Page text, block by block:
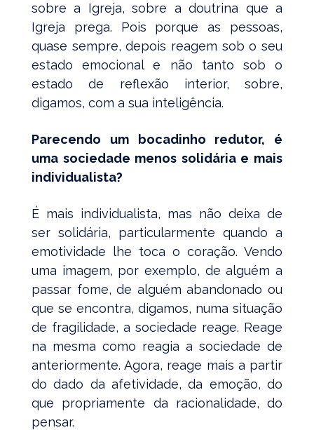
sobre a Igreja, sobre a doutrina que a
Igreja prega. Pois porque as pessoas,
quase sempre, depois reagem sob o seu
estado emocional e não tanto sob o
estado de reflexão interior, sobre,
digamos, com a sua inteligência.
Parecendo um bocadinho redutor, é
uma sociedade menos solidária e mais
individualista?
É mais individualista, mas não deixa de
ser solidária, particularmente quando a
emotividade lhe toca o coração. Vendo
uma imagem, por exemplo, de alguém a
passar fome, de alguém abandonado ou
que se encontra, digamos, numa situação
de fragilidade, a sociedade reage. Reage
na mesma como reagia a sociedade de
anteriormente. Agora, reage mais a partir
do dado da afetividade, da emoção, do
que propriamente da racionalidade, do
pensar.